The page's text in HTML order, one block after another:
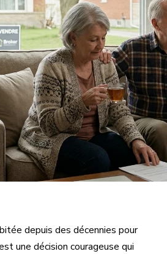
depuis des décennies pour
une décision courageuse qui